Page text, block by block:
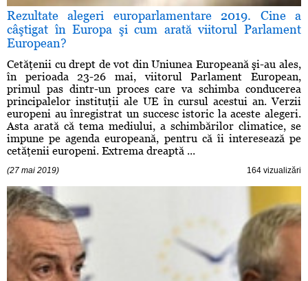
Rezultate alegeri europarlamentare 2019. Cine a
câştigat în Europa şi cum arată viitorul Parlament
European?
Cetăţenii cu drept de vot din Uniunea Europeană şi-au ales,
în perioada 23-26 mai, viitorul Parlament European,
primul pas dintr-un proces care va schimba conducerea
principalelor instituţii ale UE în cursul acestui an. Verzii
europeni au înregistrat un succesc istoric la aceste alegeri.
Asta arată că tema mediului, a schimbărilor climatice, se
impune pe agenda europeană, pentru că îi interesează pe
cetăţenii europeni. Extrema dreaptă ...
(27 mai 2019) 164 vizualizări